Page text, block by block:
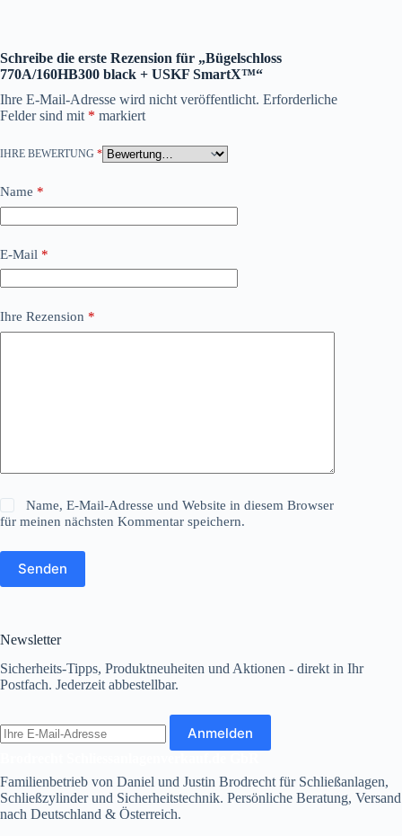
Schreibe die erste Rezension für „Bügelschloss
770A/160HB300 black + USKF SmartX™“
Ihre E-Mail-Adresse wird nicht veröffentlicht. Erforderliche
Felder sind mit * markiert
IHRE BEWERTUNG *
Name *
E-Mail *
Ihre Rezension *
Name, E-Mail-Adresse und Website in diesem Browser
für meinen nächsten Kommentar speichern.
Senden
Newsletter
Sicherheits-Tipps, Produktneuheiten und Aktionen - direkt in Ihr
Postfach. Jederzeit abbestellbar.
E-
Mail-
Anmelden
Familienbetrieb von Daniel und Justin Brodrecht für Schließanlagen,
Schließzylinder und Sicherheitstechnik. Persönliche Beratung, Versand
nach Deutschland & Österreich.